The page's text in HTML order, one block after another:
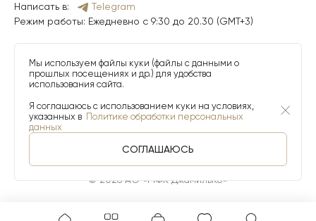
Написать в:
Telegram
Режим работы: Ежедневно с 9:30 до 20.30 (GMT+3)
© 2026 АО «МФК ДжамильКо»
Мы используем файлы куки (файлы с данными о
прошлых посещениях и др.) для удобства
использования сайта.
Я соглашаюсь с использованием куки на условиях,
указанных в Политике обработки персональных
данных
СОГЛАШАЮСЬ